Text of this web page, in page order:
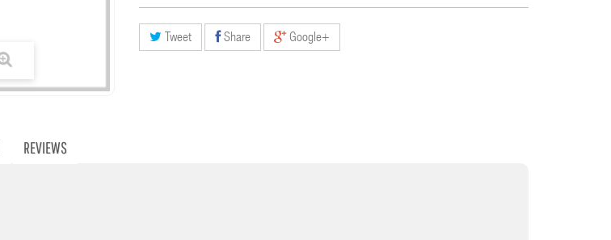
Tweet Share Google+
REVIEWS